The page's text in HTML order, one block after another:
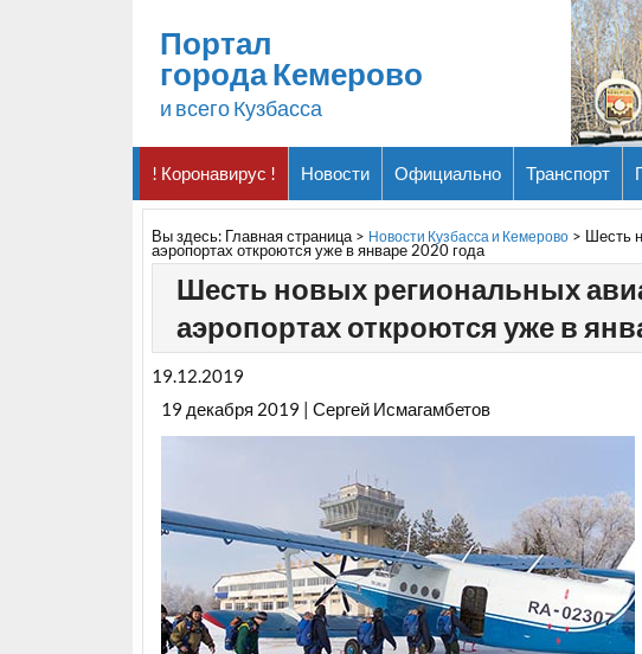
Портал
города Кемерово
и всего Кузбасса
! Коронавирус ! Новости Официально Транспорт
Вы здесь: Главная страница> Новости Кузбасса и Кемерово > Шесть
аэропортах откроются уже в январе 2020 года
Шесть новых региональных
аэропортах откроются уже в
19.12.2019
19 декабря 2019 | Сергей Исмагамбетов